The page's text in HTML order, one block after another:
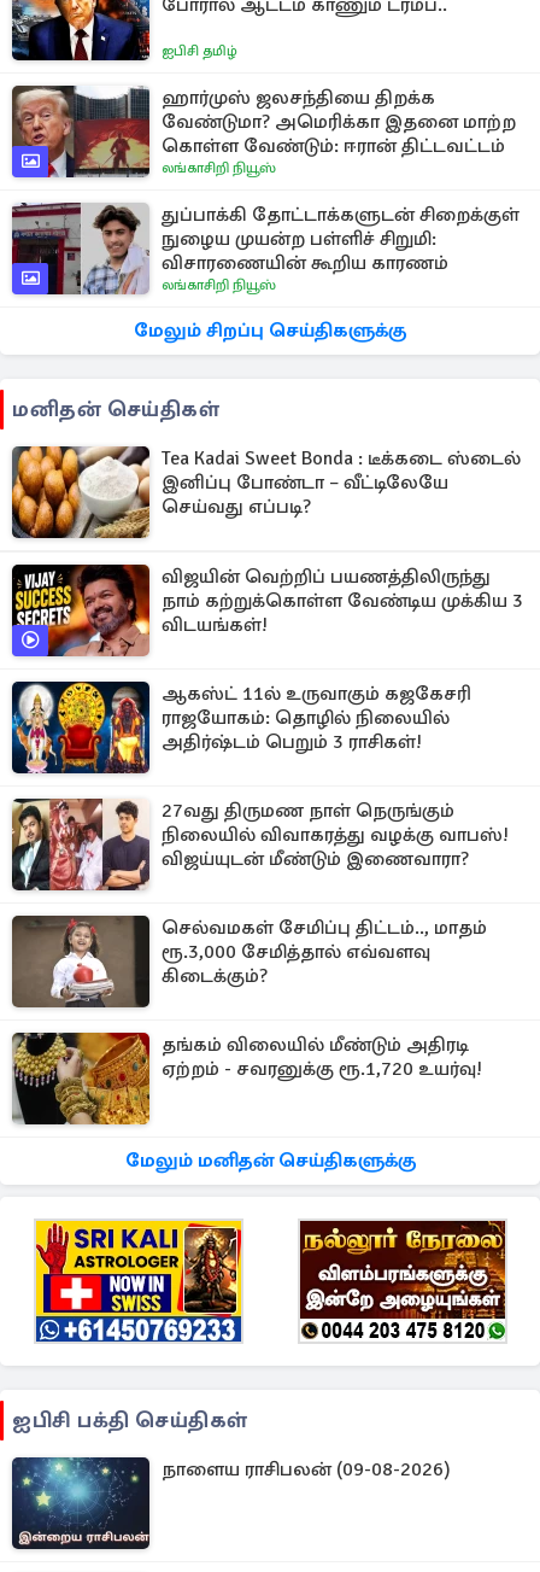
ஐபிசி தமிழ்
ஹார்முஸ் ஜலசந்தியை திறக்க
வேண்டுமா? அமெரிக்கா இதனை மாற்ற
கொள்ள வேண்டும்: ஈரான் திட்டவட்டம்
லங்காசிறி நியூஸ்
துப்பாக்கி தோட்டாக்களுடன் சிறைக்குள்
நுழைய முயன்ற பள்ளிச் சிறுமி:
விசாரணையின் கூறிய காரணம்
லங்காசிறி நியூஸ்
மேலும் சிறப்பு செய்திகளுக்கு
மனிதன் செய்திகள்
Tea Kadai Sweet Bonda : டீக்கடை ஸ்டைல்
இனிப்பு போண்டா – வீட்டிலேயே
செய்வது எப்படி?
விஜயின் வெற்றிப் பயணத்திலிருந்து
நாம் கற்றுக்கொள்ள வேண்டிய முக்கிய 3
விடயங்கள்!
ஆகஸ்ட் 11ல் உருவாகும் கஜகேசரி
ராஜயோகம்: தொழில் நிலையில்
அதிர்ஷ்டம் பெறும் 3 ராசிகள்!
27வது திருமண நாள் நெருங்கும்
நிலையில் விவாகரத்து வழக்கு வாபஸ்!
விஜய்யுடன் மீண்டும் இணைவாரா?
செல்வமகள் சேமிப்பு திட்டம்.., மாதம்
ரூ.3,000 சேமித்தால் எவ்வளவு
கிடைக்கும்?
தங்கம் விலையில் மீண்டும் அதிரடி
ஏற்றம் - சவரனுக்கு ரூ.1,720 உயர்வு!
மேலும் மனிதன் செய்திகளுக்கு
ஐபிசி பக்தி செய்திகள்
நாளைய ராசிபலன் (09-08-2026)